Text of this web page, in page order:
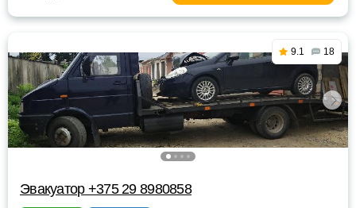
9.1 18
Эвакуатор +375 29 8980858